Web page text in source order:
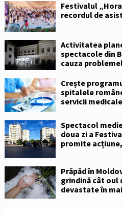
Festivalul
recordul de
Activitatea
spectacole din
cauza
Crește
spitalele
servicii medicale
Spectacol
doua zi a
promite
Prăpăd în
grindină cât oul
devastate în